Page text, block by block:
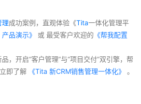
理成功案例，直观体验《Tita一体化管理平
品演示》 或 最受客户欢迎的 《帮我配置
即了解 《Tita 新CRM销售管理一体化》 。